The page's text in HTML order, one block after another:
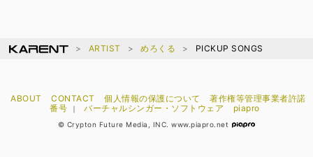
ARTIST めろくる PICKUP SONGS
ABOUT CONTACT 個人情報の保護について
著作権等管理事業者許諾
番号
｜ バーチャルシンガー・ソフトウェア piapro
© Crypton Future Media, INC. www.piapro.net